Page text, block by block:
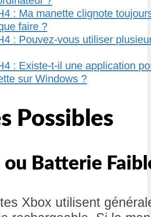
: Ma manette clignote
faire ?
: Pouvez-vous utiliser
: Existe-t-il une application
sur Windows ?
Possibles
ou Batterie
Xbox utilisent